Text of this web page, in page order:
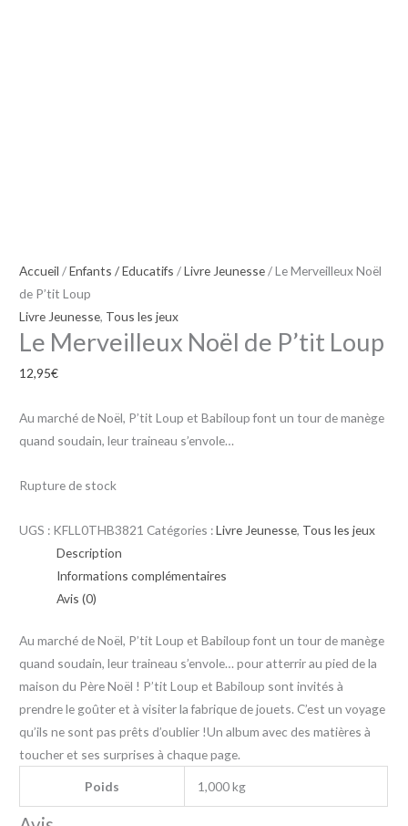
Accueil /Enfants / Educatifs /Livre Jeunesse/ Le Merveilleux Noël
de P’tit Loup
Livre Jeunesse, Tous les jeux
Le Merveilleux Noël de P’tit Loup
12,95€
Au marché de Noël, P’tit Loup et Babiloup font un tour de manège
quand soudain, leur traineau s’envole…
Rupture de stock
UGS : KFLL0THB3821 Catégories :Livre Jeunesse, Tous les jeux
Description
Informations complémentaires
Avis (0)
Au marché de Noël, P’tit Loup et Babiloup font un tour de manège
quand soudain, leur traineau s’envole… pour atterrir au pied de la
maison du Père Noël ! P’tit Loup et Babiloup sont invités à
prendre le goûter et à visiter la fabrique de jouets. C’est un voyage
qu’ils ne sont pas prêts d’oublier !Un album avec des matières à
toucher et ses surprises à chaque page.
Poids 1,000 kg